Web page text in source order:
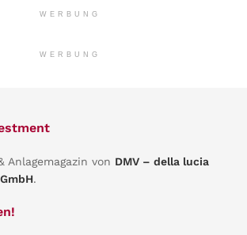
WERBUNG
WERBUNG
Anlagemagazin von DMV – della lucia
.